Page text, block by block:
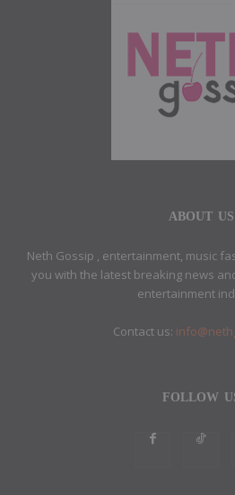
ABOUT US
Neth Gossip , entertainment, music
you with the latest breaking news
entertainment
Contact us:
FOLLOW